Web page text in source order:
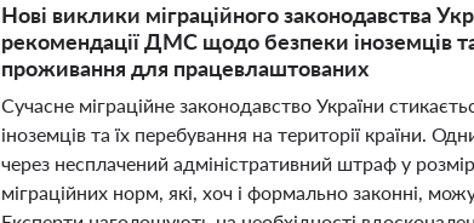
Нові виклики міграційного законодавства
рекомендації ДМС щодо безпеки іноземців
проживання для працевлаштованих
Сучасне міграційне законодавство України
іноземців та їх перебування на території країни.
через несплачений адміністративний штраф у
міграційних норм, які, хоч і формально законні,